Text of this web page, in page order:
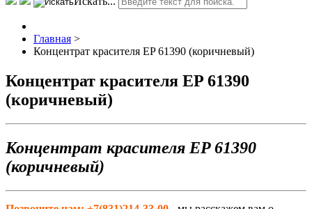
Главная >
Концентрат красителя EP 61390 (коричневый)
Концентрат красителя EP 61390
(коричневый)
Концентрат красителя EP 61390
(коричневый)